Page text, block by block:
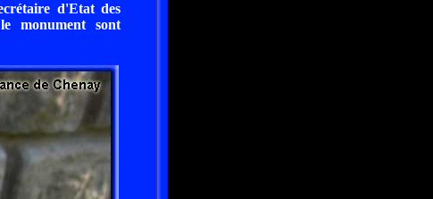
d'Etat des
monument sont